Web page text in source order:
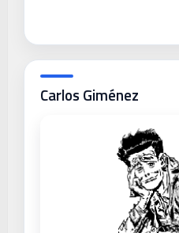
Carlos Giménez